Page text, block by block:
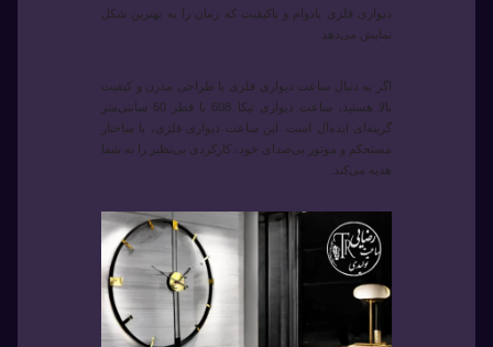
دیواری فلزی بادوام و باکیفیت که زمان را به بهترین شکل
نمایش می‌دهد.
اگر به دنبال ساعت دیواری فلزی با طراحی مدرن و کیفیت
بالا هستید، ساعت دیواری تیکا 608 با قطر 60 سانتی‌متر
گزینه‌ای ایده‌آل است. این ساعت دیواری فلزی، با ساختار
مستحکم و موتور بی‌صدای خود، کارکردی بی‌نظیر را به شما
هدیه می‌کند.